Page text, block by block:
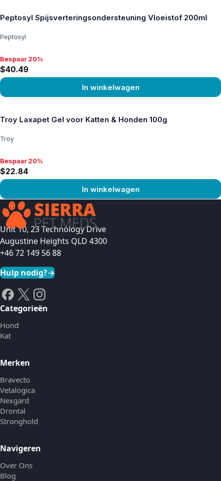
Peptosyl Spijsverteringsondersteuning Vloeistof 200ml
Peptosyl
Bespaar 20%, $40.49
Bespaar 20%
$40.49
In winkelwagen
Troy Laxapet Gel voor Katten & Honden 100g
Troy
Bespaar 20%, $22.84
Bespaar 20%
$22.84
In winkelwagen
Product bekijken
Unit 10, 23 Technology Drive
Augustine Heights QLD 4300
+46 72 149 56 88
Hulp nodig?→
Categorieën
Hond
Kat
Merken
Bravecto
Vetalogica
Nexgard
Drontal
Stronghold
Navigeren
Over Ons
Blog